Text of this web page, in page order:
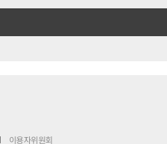
이용자위원회